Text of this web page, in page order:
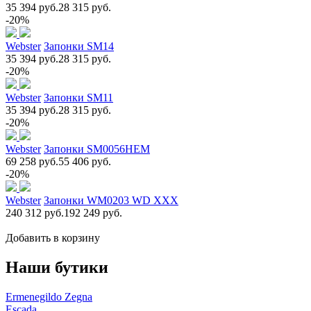
35 394 руб.28 315 руб.
-20%
Webster Запонки SM14
35 394 руб.28 315 руб.
-20%
Webster Запонки SM11
35 394 руб.28 315 руб.
-20%
Webster Запонки SM0056НЕМ
69 258 руб.55 406 руб.
-20%
Webster Запонки WM0203 WD XXX
240 312 руб.192 249 руб.
Добавить в корзину
Наши бутики
Ermenegildo Zegna